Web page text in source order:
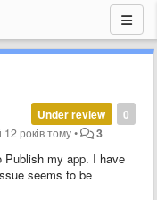
0
Under review
12 років тому• 3
Publish my app. I have
seems to be